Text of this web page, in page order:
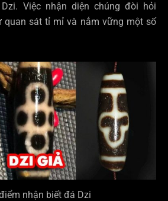
Việc nhận diện chúng đòi hỏi
quan sát tỉ mỉ và nắm vững một số
nhận biết đá Dzi